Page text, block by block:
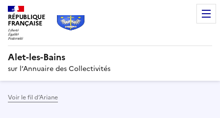
RÉPUBLIQUE
FRANÇAISE
Alet-les-Bains
sur l’Annuaire des Collectivités
Voir le fil d’Ariane